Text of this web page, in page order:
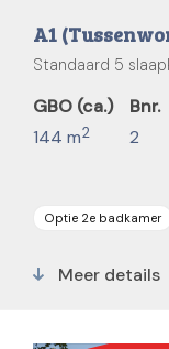
A1
Standaard 5
GBO (ca.)
144 m2
Bnr.
2
Optie 2e badkamer
Meer details